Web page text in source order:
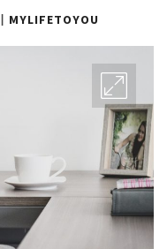
MYLIFETOYOU